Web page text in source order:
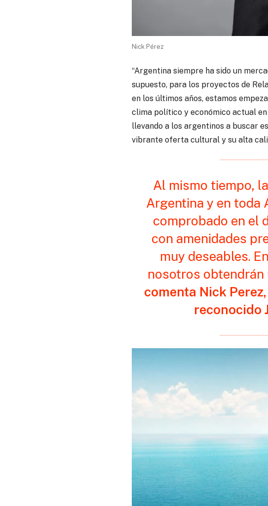
Nick Pérez
“Argentina siempre ha sido un
supuesto, para los proyectos de
en los últimos años, estamos
clima político y económico actual
llevando a los argentinos a buscar
vibrante oferta cultural y su alta
Al mismo tiempo,
Argentina y en toda
comprobado en el
con amenidades
muy deseables.
nosotros obtendrán
comenta Nick
reconocido